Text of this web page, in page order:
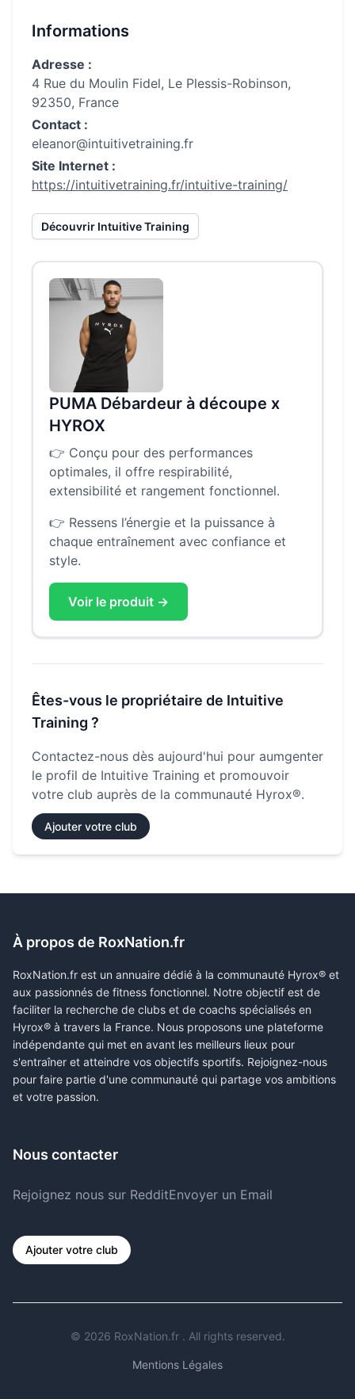
Informations
Adresse :
4 Rue du Moulin Fidel, Le Plessis-Robinson,
92350, France
Contact :
eleanor@intuitivetraining.fr
Site Internet :
https://intuitivetraining.fr/intuitive-training/
Découvrir Intuitive Training
PUMA Débardeur à découpe x
HYROX
👉 Conçu pour des performances
optimales, il offre respirabilité,
extensibilité et rangement fonctionnel.
👉 Ressens l’énergie et la puissance à
chaque entraînement avec confiance et
style.
Voir le produit →
Êtes-vous le propriétaire de Intuitive
Training ?
Contactez-nous dès aujourd'hui pour aumgenter
le profil de Intuitive Training et promouvoir
votre club auprès de la communauté Hyrox®.
Ajouter votre club
À propos de RoxNation.fr
RoxNation.fr est un annuaire dédié à la communauté Hyrox® et
aux passionnés de fitness fonctionnel. Notre objectif est de
faciliter la recherche de clubs et de coachs spécialisés en
Hyrox® à travers la France. Nous proposons une plateforme
indépendante qui met en avant les meilleurs lieux pour
s'entraîner et atteindre vos objectifs sportifs. Rejoignez-nous
pour faire partie d'une communauté qui partage vos ambitions
et votre passion.
Nous contacter
Rejoignez nous sur RedditEnvoyer un Email
Ajouter votre club
© 2026 RoxNation.fr . All rights reserved.
Mentions Légales